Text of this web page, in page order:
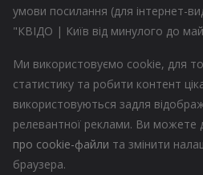
умови посилання (для інтернет-
"КВІДО | Київ від минулого до
Ми використовуємо cookie, для
статистику та робити контент
використовуються задля
релевантної реклами. Ви можете
про cookie-файли та змінити
браузера.